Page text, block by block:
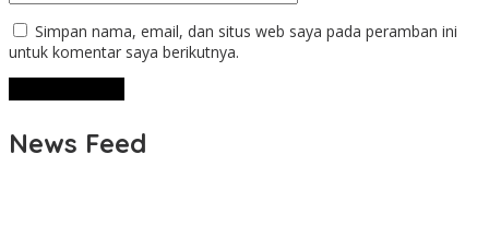
Simpan nama, email, dan situs web saya pada peramban ini
untuk komentar saya berikutnya.
News Feed